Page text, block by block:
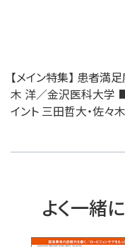
【メイン特集】 患者満
木 洋／金沢医科大
イント 三田哲大・佐
よく一緒